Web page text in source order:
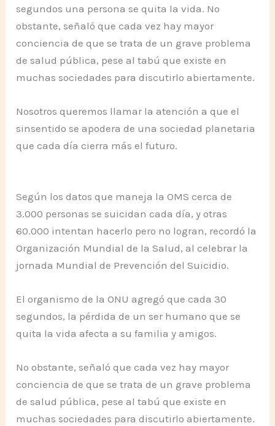
segundos una persona se quita la vida. No
obstante, señaló que cada vez hay mayor
conciencia de que se trata de un grave problema
de salud pública, pese al tabú que existe en
muchas sociedades para discutirlo abiertamente.
Nosotros queremos llamar la atención a que el
sinsentido se apodera de una sociedad planetaria
que cada día cierra más el futuro.
Según los datos que maneja la OMS cerca de
3.000 personas se suicidan cada día, y otras
60.000 intentan hacerlo pero no logran, recordó la
Organización Mundial de la Salud, al celebrar la
jornada Mundial de Prevención del Suicidio.
El organismo de la ONU agregó que cada 30
segundos, la pérdida de un ser humano que se
quita la vida afecta a su familia y amigos.
No obstante, señaló que cada vez hay mayor
conciencia de que se trata de un grave problema
de salud pública, pese al tabú que existe en
muchas sociedades para discutirlo abiertamente.